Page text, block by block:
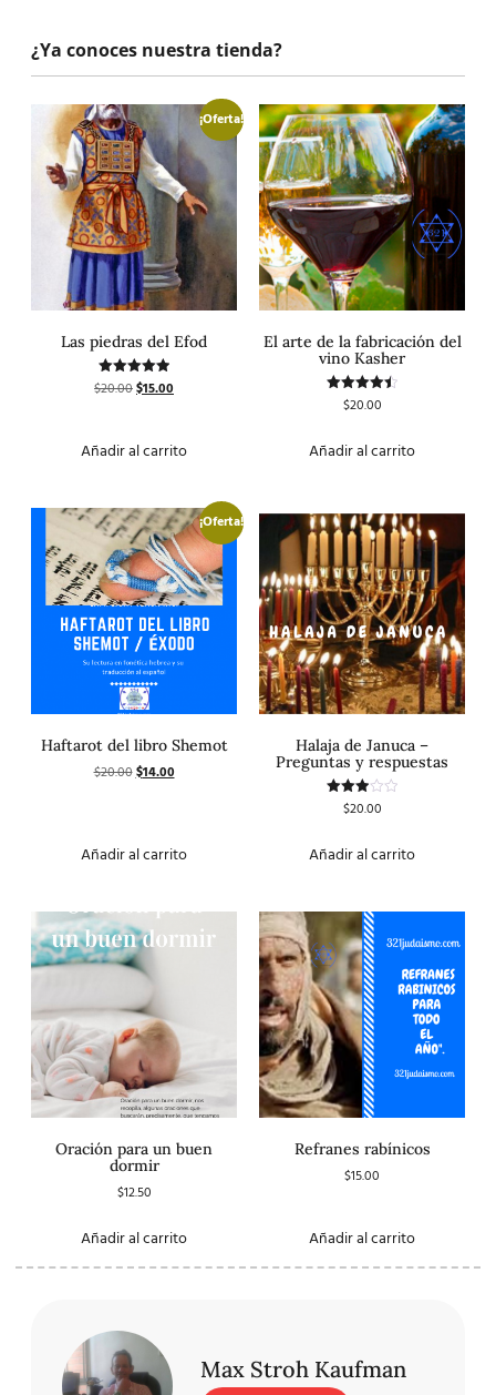
¿Ya conoces nuestra tienda?
¡Oferta!
Las piedras del Efod
Valorado
con
$20.00$15.00
Añadir al carrito
El arte de la fabricación del
vino Kasher
Valorado
de 5
$20.00
Añadir al carrito
¡Oferta!
Haftarot del libro Shemot
$20.00$14.00
Añadir al carrito
Halaja de Januca –
Preguntas y respuestas
Valorado
de 5
$20.00
Añadir al carrito
Oración para un buen
dormir
$12.50
Añadir al carrito
Refranes rabínicos
$15.00
Añadir al carrito
Max Stroh Kaufman